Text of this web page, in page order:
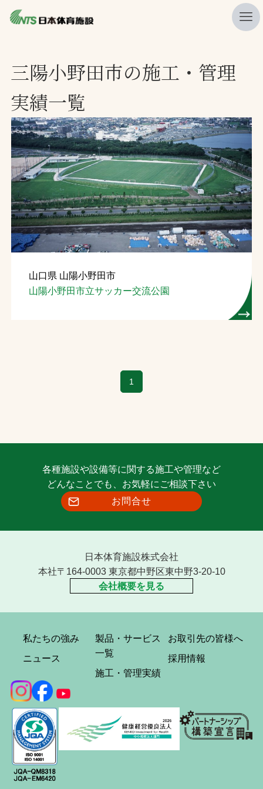
ニュース
プレスリリース
レポート
製品・サービス一覧
施工・管理実績一覧
会社概要
採用情報
検索
お問合せ
文字の見えづらさや操作にお困りの方へ
三陽小野田市の施工・管理
実績一覧
山口県 山陽小野田市
山陽小野田市立サッカー交流公園
1
各種施設や設備等に関する施工や管理など
どんなことでも、お気軽にご相談下さい
お問合せ
日本体育施設株式会社
本社〒164-0003 東京都中野区東中野3-20-10
会社概要を見る
私たちの強み
ニュース
製品・サービス
一覧
施工・管理実績
お取引先の皆様へ
採用情報